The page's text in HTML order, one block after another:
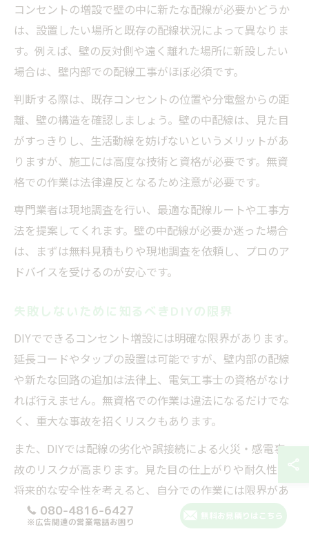
コンセントの増設で壁の中に新たな配線が必要かどうか
は、設置したい場所と既存の配線状況によって異なりま
す。例えば、壁の反対側や遠く離れた場所に新設したい
場合は、壁内部での配線工事がほぼ必須です。
判断する際は、既存コンセントの位置や分電盤からの距
離、壁の構造を確認しましょう。壁の中配線は、見た目
がすっきりし、生活動線を妨げないというメリットがあ
りますが、施工には高度な技術と資格が必要です。無資
格での作業は法律違反となるため注意が必要です。
専門業者は現地調査を行い、最適な配線ルートや工事方
法を提案してくれます。壁の中配線が必要か迷った場合
は、まずは無料見積もりや現地調査を依頼し、プロのア
ドバイスを受けるのが安心です。
失敗しないために知るべきDIYの限界
DIYでできるコンセント増設には明確な限界があります。
延長コードやタップの設置は可能ですが、壁内部の配線
や新たな回路の追加は法律上、電気工事士の資格がなけ
れば行えません。無資格での作業は違法になるだけでな
く、重大な事故を招くリスクもあります。
また、DIYでは配線の劣化や誤接続による火災・感電事
故のリスクが高まります。見た目の仕上がりや耐久性、
将来的な安全性を考えると、自分での作業には限界があ
ると理解しておくことが重要です。
080-4816-6427
※広告関連の営業電話お困り
無料お見積りはこちら